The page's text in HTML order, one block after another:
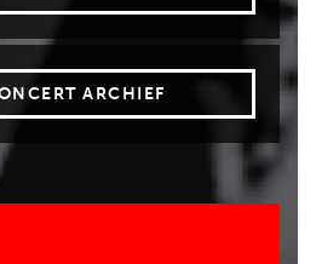
ARCHIEF